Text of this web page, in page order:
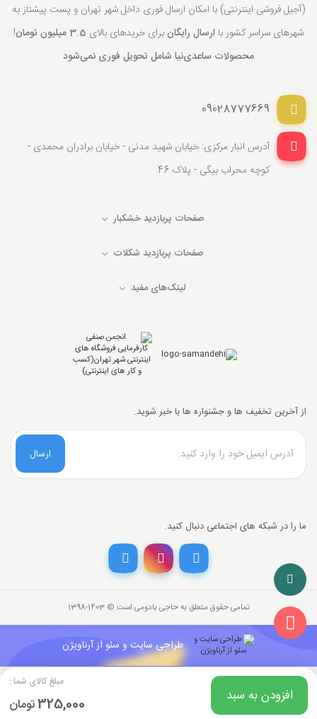
مبلغ کالای شما :
325,000تومان افزودن به سبد
تخفیف خرید نقدی
با انتخاب درگاه پرداخت حاجی بادومی از 3% خرید نقدی تخفیف بگیرید.
قیمت جدید کالا
با احتساب تخفیف 315,250
(آجیل فروشی اینترنتی) با امکان ارسال فوری داخل شهر تهران و پست پیشتاز به
شهرهای سراسر کشور با ارسال رایگانبرای خریدهای بالای 3.5 میلیون تومان
!
محصولات ساعدی‌نیا شامل تحویل فوری نمی‌شود
09028777669
آدرس انبار مرکزی: خیابان شهید مدنی - خیابان برادران محمدی -
کوچه محراب بیگی - پلاک 46
صفحات پربازدید خشکبار
صفحات پربازدید شکلات
لینک‌های مفید
از آخرین تخفیف ها و جشنواره ها با خبر شوید.
ارسال
ما را در شبکه های اجتماعی دنبال کنید.
تمامی حقوق متعلق به حاجی بادومی است.©‏ 1398-1403
طراحی سایت و سئو از آرناویژن